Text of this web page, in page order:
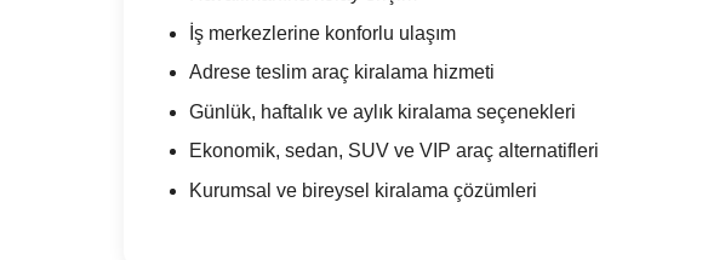
İş merkezlerine konforlu ulaşım
Adrese teslim araç kiralama hizmeti
Günlük, haftalık ve aylık kiralama seçenekleri
Ekonomik, sedan, SUV ve VIP araç alternatifleri
Kurumsal ve bireysel kiralama çözümleri